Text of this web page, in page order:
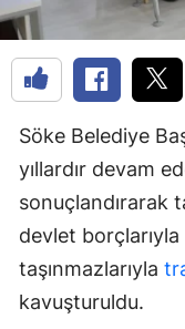
Söke Belediye
yıllardır devam
sonuçlandırarak
devlet
taşınmazlarıyla
kavuşturuldu.